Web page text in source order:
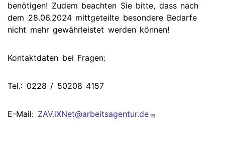
benötigen! Zudem beachten Sie bitte, dass nach
dem 28.06.2024 mittgeteilte besondere Bedarfe
nicht mehr gewährleistet werden können!
Kontaktdaten bei Fragen:
Tel.: 0228 / 50208 4157
E-Mail: ZAV.iXNet@arbeitsagentur.de